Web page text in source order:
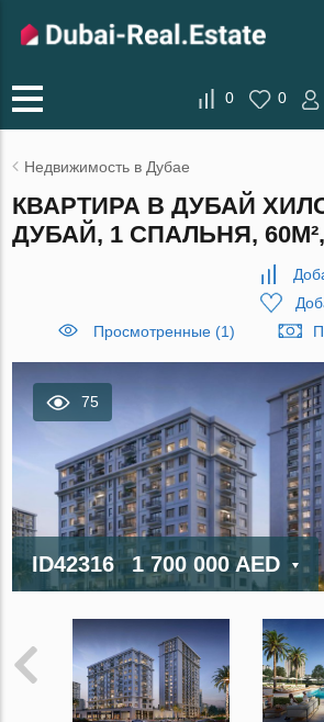
0 0
Недвижимость в Дубае
КВАРТИРА В ДУБАЙ
ДУБАЙ, 1 СПАЛЬНЯ,
Просмотренные (1)
75
ID42316 1 700 000 AED